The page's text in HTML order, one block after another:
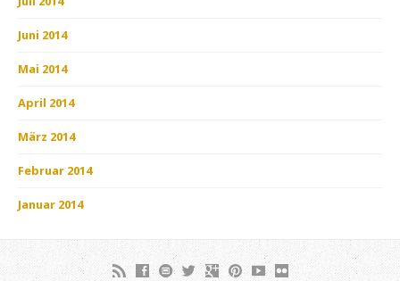
Juni 2014
Mai 2014
April 2014
März 2014
Februar 2014
Januar 2014